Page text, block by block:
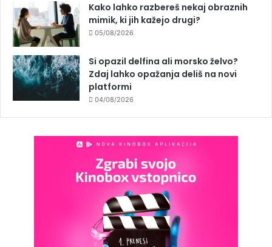
Kako lahko razbereš nekaj obraznih
mimik, ki jih kažejo drugi?
05/08/2026
Si opazil delfina ali morsko želvo?
Zdaj lahko opažanja deliš na novi
platformi
04/08/2026